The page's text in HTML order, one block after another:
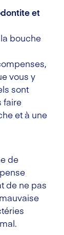
et
bouche
vous y
sont
faire
et à une
de
de ne pas